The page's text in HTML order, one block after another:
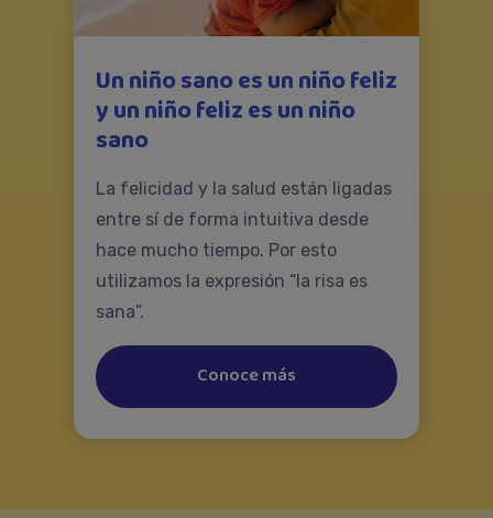
Un niño sano es un niño feliz
y un niño feliz es un niño
sano
La felicidad y la salud están ligadas
entre sí de forma intuitiva desde
hace mucho tiempo. Por esto
utilizamos la expresión “la risa es
sana”.
Conoce más